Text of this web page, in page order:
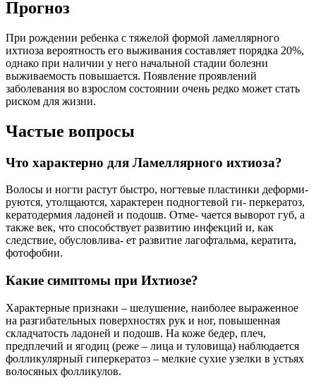
Прогноз
При рождении ребенка с тяжелой формой ламеллярного
ихтиоза вероятность его выживания составляет порядка 20%,
однако при наличии у него начальной стадии болезни
выживаемость повышается. Появление проявлений
заболевания во взрослом состоянии очень редко может стать
риском для жизни.
Частые вопросы
Что характерно для Ламеллярного ихтиоза?
Волосы и ногти растут быстро, ногтевые пластинки деформи-
руются, утолщаются, характерен подногтевой ги- перкератоз,
кератодермия ладоней и подошв. Отме- чается выворот губ, а
также век, что способствует развитию инфекций и, как
следствие, обусловлива- ет развитие лагофтальма, кератита,
фотофобии.
Какие симптомы при Ихтиозе?
Характерные признаки – шелушение, наиболее выраженное
на разгибательных поверхностях рук и ног, повышенная
складчатость ладоней и подошв. На коже бедер, плеч,
предплечий и ягодиц (реже – лица и туловища) наблюдается
фолликулярный гиперкератоз – мелкие сухие узелки в устьях
волосяных фолликулов.